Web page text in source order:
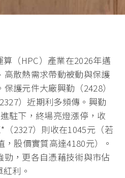
（HPC）產業在2026年邁
高散熱需求帶動被動與保護
護元件大廠興勤（2428）
）近期利多頻傳。興勤
駐下，終場亮燈漲停，收
2327）則收在1045元（若
股價實質高達4180元）。
勁，更各自憑藉技術與市佔
利。